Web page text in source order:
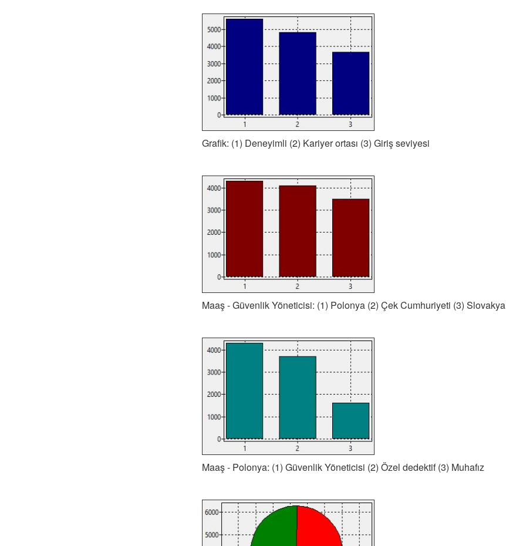
Grafik: (1) Deneyimli (2) Kariyer ortası (3) Giriş seviyesi
Maaş - Güvenlik Yöneticisi: (1) Polonya (2) Çek Cumhuriyeti (3) Slovakya
Maaş - Polonya: (1) Güvenlik Yöneticisi (2) Özel dedektif (3) Muhafız